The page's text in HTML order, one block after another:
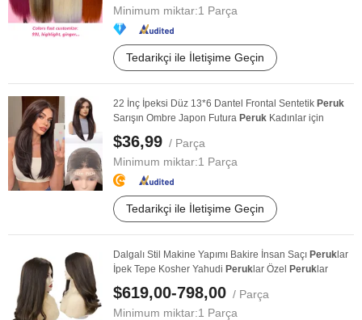
Minimum miktar:1 Parça
Tedarikçi ile İletişime Geçin
22 İnç İpeksi Düz 13*6 Dantel Frontal Sentetik Peruk
Sarışın Ombre Japon Futura Peruk Kadınlar için
$36,99 / Parça
Minimum miktar:1 Parça
Tedarikçi ile İletişime Geçin
Dalgalı Stil Makine Yapımı Bakire İnsan Saçı Peruk lar
İpek Tepe Kosher Yahudi Peruk lar Özel Peruk lar
$619,00-798,00 / Parça
Minimum miktar:1 Parça